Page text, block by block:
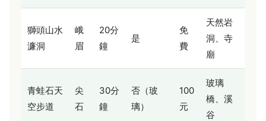
獅頭山水
濂洞
峨
眉
20分
鐘
是
免
費
天然岩
洞、寺
廟
青蛙石天
空步道
尖
石
30分
鐘
否（玻
璃）
100
元
玻璃
橋、溪
谷